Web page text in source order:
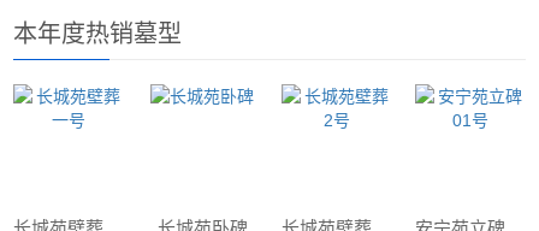
本年度热销墓型